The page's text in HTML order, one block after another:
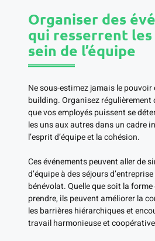
Organiser des
qui resserrent les
sein de l’équipe
Ne sous-estimez jamais le pouvoir
building. Organisez régulièrement
que vos employés puissent se
les uns aux autres dans un cadre
l’esprit d’équipe et la cohésion.
Ces événements peuvent aller de
d’équipe à des séjours
bénévolat. Quelle que soit la
prendre, ils peuvent améliorer la
les barrières hiérarchiques et
travail harmonieuse et